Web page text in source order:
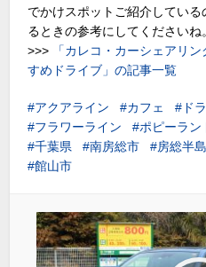
でかけスポットご紹介してい
るときの参考にしてくださいね
>>>
「カレコ・カーシェアリ
すめドライブ」の記事一覧
アクアライン カフェ ド
フラワーライン
ポピーラン
千葉県
南房総市 房総半島
館山市